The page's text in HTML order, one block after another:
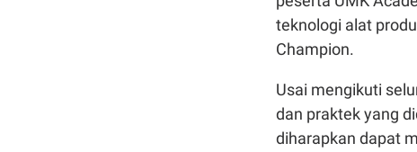
teknologi alat
Champion.
Usai mengikuti
dan praktek yang
diharapkan dapat